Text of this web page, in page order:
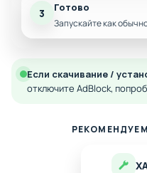
3 Готово
Запускайте как
Если скачивание /
отключите AdBlock,